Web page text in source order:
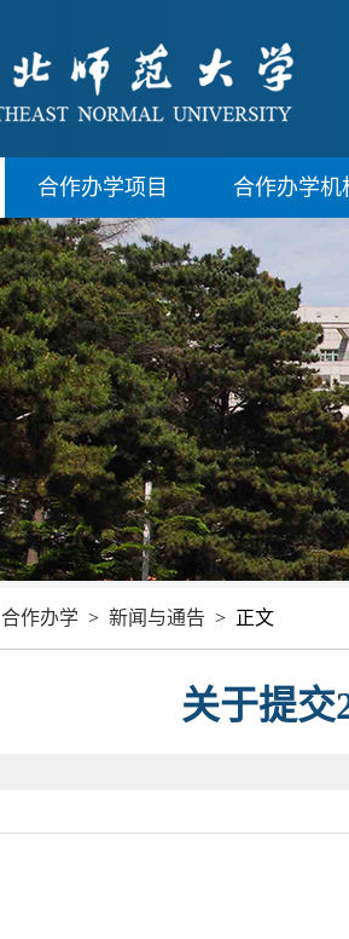
合作办学项目 合作办学机
合作办学 > 新闻与通告 > 正文
关于提交